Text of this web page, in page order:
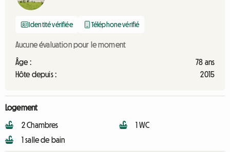
Identité vérifiée Téléphone vérifié
Aucune évaluation pour le moment
Âge :
78 ans
Hôte depuis :
2015
Logement
2 Chambres
1 salle de bain
1 WC